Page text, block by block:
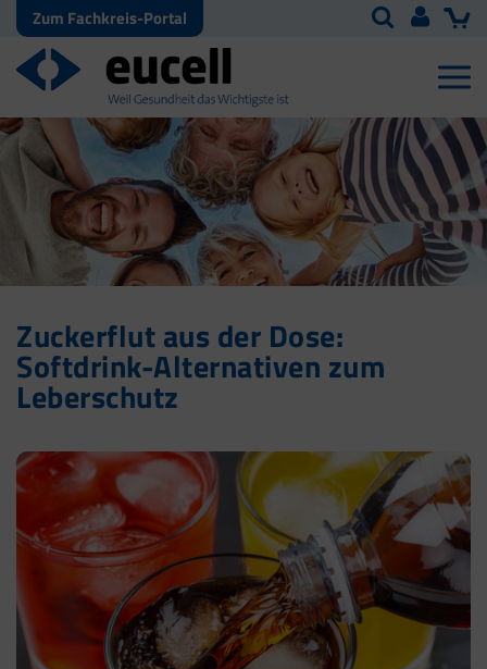
Zum Fachkreis-Portal
Zuckerflut aus der Dose:
Softdrink-Alternativen zum
Leberschutz